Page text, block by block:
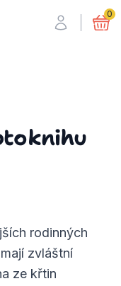
0
rodinných
zvláštní
ze křtin